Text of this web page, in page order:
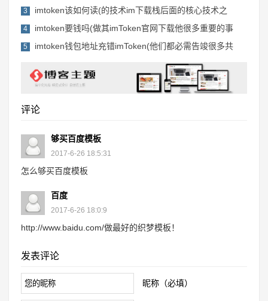
3 imtoken该如何读(的技术im下载栈后面的核心技术之
4 imtoken要钱吗(做其imToken官网下载他很多重要的事
5 imtoken钱包地址充错imToken(他们都必需告竣很多共
评论
够买百度模板
2017-6-26 18:5:31
怎么够买百度模板
百度
2017-6-26 18:0:9
http://www.baidu.com/做最好的织梦模板！
发表评论
昵称（必填）